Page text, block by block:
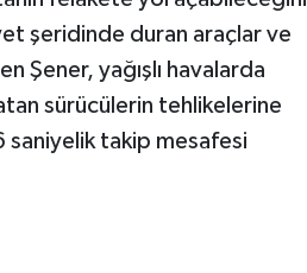
şeridinde duran araçlar ve
Şener, yağışlı havalarda
sürücülerin tehlikelerine
saniyelik takip mesafesi